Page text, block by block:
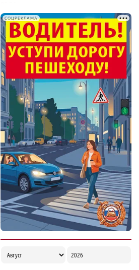
Глеб Никитин обратился к жителям в День
физкультурника
06:00
Новичком ХК «Торпедо» стал нападающий
Роман Максимов
22:30
Автомобилист, севший за руль пьяным и
сбивший женщину, предстал перед судом
20:02
СОЦРЕКЛАМА